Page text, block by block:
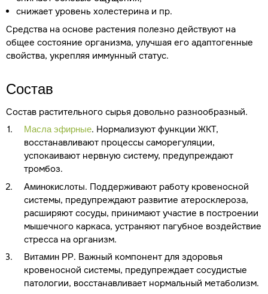
снижает уровень холестерина и пр.
Средства на основе растения полезно действуют на
общее состояние организма, улучшая его адаптогенные
свойства, укрепляя иммунный статус.
Состав
Состав растительного сырья довольно разнообразный.
Масла эфирные. Нормализуют функции ЖКТ,
восстанавливают процессы саморегуляции,
успокаивают нервную систему, предупреждают
тромбоз.
Аминокислоты. Поддерживают работу кровеносной
системы, предупреждают развитие атеросклероза,
расширяют сосуды, принимают участие в построении
мышечного каркаса, устраняют пагубное воздействие
стресса на организм.
Витамин РР. Важный компонент для здоровья
кровеносной системы, предупреждает сосудистые
патологии, восстанавливает нормальный метаболизм.